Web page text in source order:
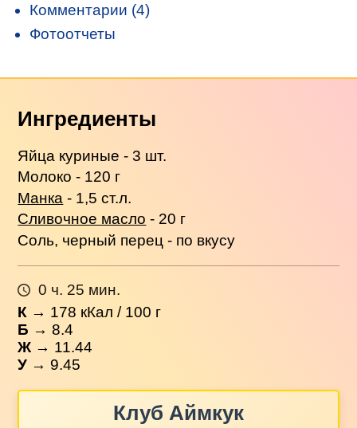
Комментарии (4)
Фотоотчеты
Ингредиенты
Яйца куриные - 3 шт.
Молоко - 120 г
Манка - 1,5 ст.л.
Сливочное масло - 20 г
Соль, черный перец - по вкусу
0 ч. 25 мин.
К → 178 кКал / 100 г
Б → 8.4
Ж → 11.44
У → 9.45
Клуб Аймкук